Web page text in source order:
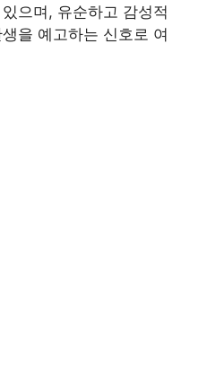
으며, 유순하고 감성적
을 예고하는 신호로 여